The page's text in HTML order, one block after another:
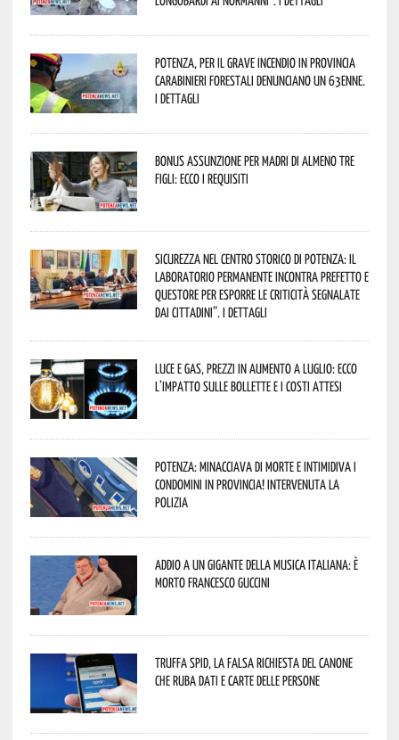
Potenza, per il grave incendio in Provincia
Carabinieri forestali denunciano un 63enne.
I dettagli
Bonus assunzione per madri di almeno tre
figli: ecco i requisiti
Sicurezza nel Centro Storico di Potenza: il
Laboratorio Permanente incontra Prefetto e
Questore per esporre le criticità segnalate
dai cittadini”. I dettagli
Luce e gas, prezzi in aumento a luglio: ecco
l’impatto sulle bollette e i costi attesi
Potenza: minacciava di morte e intimidiva i
condomini in provincia! Intervenuta la
Polizia
Addio a un gigante della musica italiana: è
morto Francesco Guccini
Truffa Spid, la falsa richiesta del canone
che ruba dati e carte delle persone